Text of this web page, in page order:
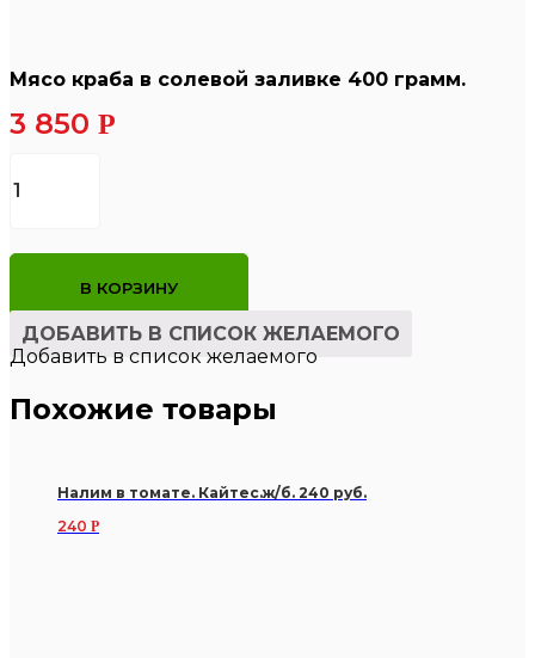
Мясо краба в солевой заливке 400 грамм.
3 850 Р
товара
в
заливке
400
грамм.
В КОРЗИНУ
ДОБАВИТЬ В СПИСОК ЖЕЛАЕМОГО
Добавить в список желаемого
Похожие товары
Налим в томате. Кайтес.ж/б. 240 руб.
240 Р